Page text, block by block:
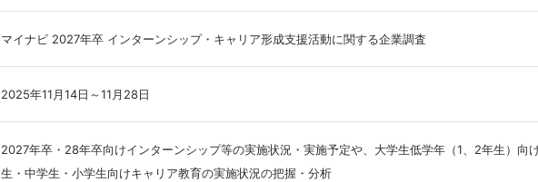
マイナビ 2027年卒 インターンシップ・キャリア形成支援活動に関する企業調査
2025年11月14日～11月28日
2027年卒・28年卒向けインターンシップ等の実施状況・実施予定や、大学生低学年（1、2年生）向
生・中学生・小学生向けキャリア教育の実施状況の把握・分析